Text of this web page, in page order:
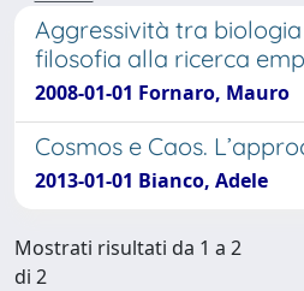
Aggressività tra
filosofia alla ricerca
2008-01-01 Fornaro, Mauro
Cosmos e Caos.
2013-01-01 Bianco, Adele
Mostrati risultati da 1 a 2
di 2